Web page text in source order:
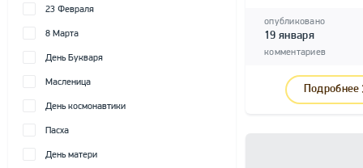
23 Февраля
8 Марта
День Букваря
Масленица
День космонавтики
Пасха
День матери
опубликовано
19 января
комментариев
Подробнее